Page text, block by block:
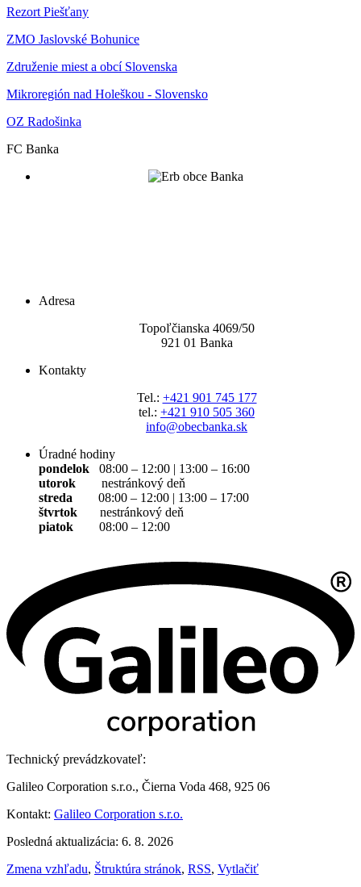
Rezort Piešťany
ZMO Jaslovské Bohunice
Združenie miest a obcí Slovenska
Mikroregión nad Holeškou - Slovensko
OZ Radošinka
FC Banka
Adresa
Topoľčianska 4069/50
921 01 Banka
Kontakty
Tel.: +421 901 745 177
tel.: +421 910 505 360
info@obecbanka.sk
Úradné hodiny
pondelok
08:00 – 12:00 | 13:00 – 16:00
utorok nestránkový deň
streda 08:00 – 12:00 | 13:00 – 17:00
štvrtok nestránkový deň
piatok 08:00 – 12:00
Technický prevádzkovateľ:
Galileo Corporation s.r.o., Čierna Voda 468, 925 06
Kontakt: Galileo Corporation s.r.o.
Posledná aktualizácia: 6. 8. 2026
Zmena vzhľadu, Štruktúra stránok, RSS, Vytlačiť